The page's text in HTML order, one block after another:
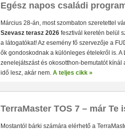
• Hardver RAID-es
csatlakozás (10 Gbit/sec)
Egész napos családi
Március 28-án, most szombaton szeretettel
Szevasz terasz 2026 fesztivál keretén belül
a látogatókat! Az esemény fő szervezője a
ők gondoskodnak a különleges ételekről is.
zenelejátszást és okosotthon-bemutatót
idő lesz, akár nem. A teljes cikk »
TerraMaster TOS 7 – már Te
Mostantól bárki számára elérhető a